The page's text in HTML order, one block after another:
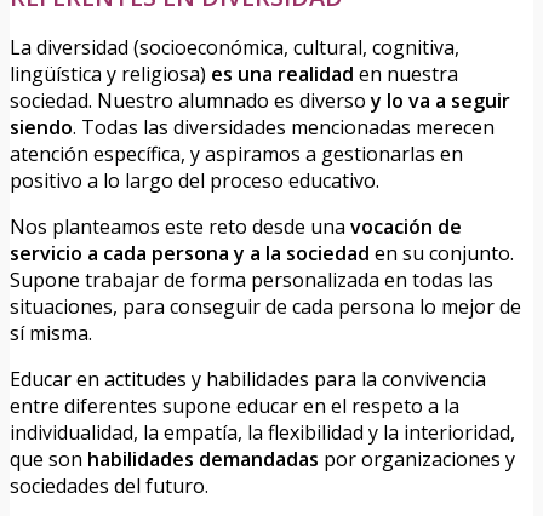
La diversidad (socioeconómica, cultural, cognitiva,
lingüística y religiosa) es una realidad en nuestra
sociedad. Nuestro alumnado es diversoy lo va a seguir
siendo. Todas las diversidades mencionadas merecen
atención específica, y aspiramos a gestionarlas en
positivo a lo largo del proceso educativo.
Nos planteamos este reto desde una vocación de
servicio a cada persona y a la sociedad en su conjunto.
Supone trabajar de forma personalizada en todas las
situaciones, para conseguir de cada persona lo mejor de
sí misma.
Educar en actitudes y habilidades para la convivencia
entre diferentes supone educar en el respeto a la
individualidad, la empatía, la flexibilidad y la interioridad,
que son habilidades demandadas por organizaciones y
sociedades del futuro.